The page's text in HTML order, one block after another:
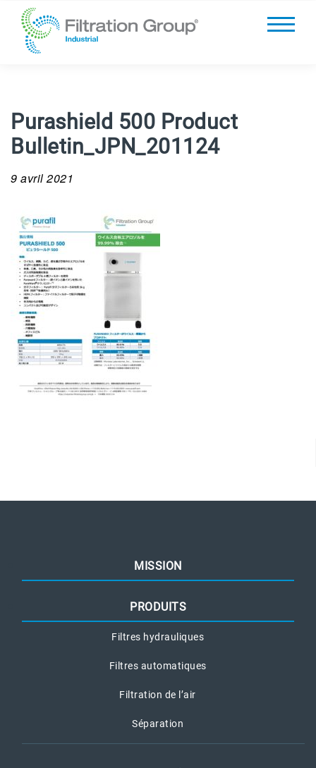
Purashield 500 Product
Bulletin_JPN_201124
9 avril 2021
MISSION
PRODUITS
Filtres hydrauliques
Filtres automatiques
Filtration de l’air
Séparation